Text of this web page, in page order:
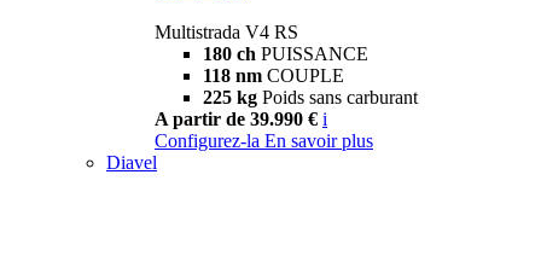
Multistrada V4 RS
180 ch PUISSANCE
118 nm COUPLE
225 kg Poids sans carburant
A partir de 39.990 € i
Configurez-la En savoir plus
Diavel